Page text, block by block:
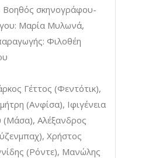
Βοηθός σκηνογράφου-
Μαρία Μυλωνά,
Φιλοθέη
Γέττος (Φεντότικ),
(Ανφίσα), Ιφιγένεια
(Μάσα), Αλέξανδρος
Χρήστος
(Ρόντε), Μανώλης